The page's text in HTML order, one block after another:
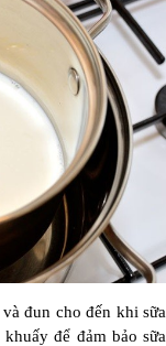
và đun cho đến khi sữa
để đảm bảo sữa